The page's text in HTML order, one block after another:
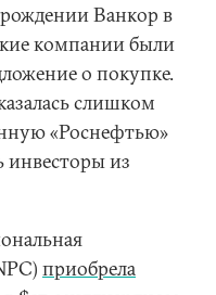
Ванкор в
компании были
о покупке.
слишком
«Роснефтью»
инвесторы из
приобрела